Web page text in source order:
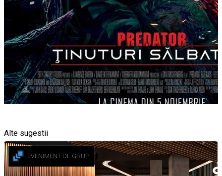
Alte sugestii
EVENIMENT DE GRUP